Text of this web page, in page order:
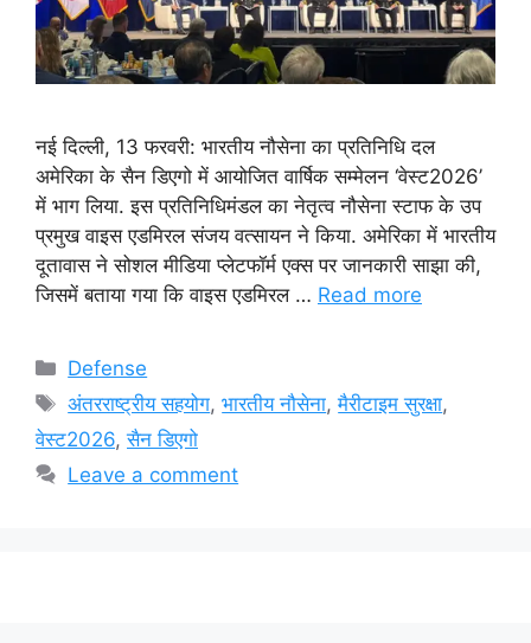
नई दिल्ली, 13 फरवरी: भारतीय नौसेना का प्रतिनिधि दल
अमेरिका के सैन डिएगो में आयोजित वार्षिक सम्मेलन ‘वेस्ट2026’
में भाग लिया. इस प्रतिनिधिमंडल का नेतृत्व नौसेना स्टाफ के उप
प्रमुख वाइस एडमिरल संजय वत्सायन ने किया. अमेरिका में भारतीय
दूतावास ने सोशल मीडिया प्लेटफॉर्म एक्स पर जानकारी साझा की,
जिसमें बताया गया कि वाइस एडमिरल … Read more
Categories
Defense
Tags
अंतरराष्ट्रीय सहयोग,भारतीय नौसेना,मैरीटाइम सुरक्षा,
वेस्ट2026,सैन डिएगो
Leave a comment